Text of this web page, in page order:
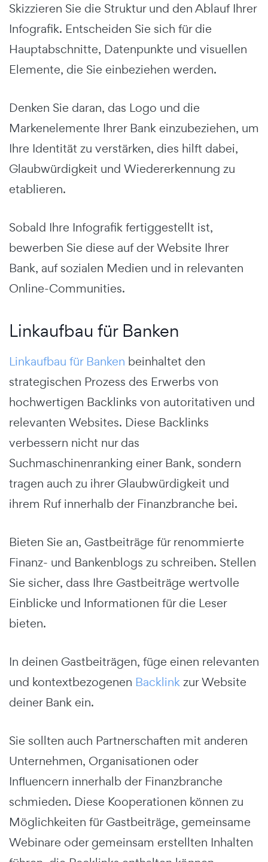
Skizzieren Sie die Struktur und den Ablauf Ihrer
Infografik. Entscheiden Sie sich für die
Hauptabschnitte, Datenpunkte und visuellen
Elemente, die Sie einbeziehen werden.
Denken Sie daran, das Logo und die
Markenelemente Ihrer Bank einzubeziehen, um
Ihre Identität zu verstärken, dies hilft dabei,
Glaubwürdigkeit und Wiedererkennung zu
etablieren.
Sobald Ihre Infografik fertiggestellt ist,
bewerben Sie diese auf der Website Ihrer
Bank, auf sozialen Medien und in relevanten
Online-Communities.
Linkaufbau für Banken
Linkaufbau für Banken beinhaltet den
strategischen Prozess des Erwerbs von
hochwertigen Backlinks von autoritativen und
relevanten Websites. Diese Backlinks
verbessern nicht nur das
Suchmaschinenranking einer Bank, sondern
tragen auch zu ihrer Glaubwürdigkeit und
ihrem Ruf innerhalb der Finanzbranche bei.
Bieten Sie an, Gastbeiträge für renommierte
Finanz- und Bankenblogs zu schreiben. Stellen
Sie sicher, dass Ihre Gastbeiträge wertvolle
Einblicke und Informationen für die Leser
bieten.
In deinen Gastbeiträgen, füge einen relevanten
und kontextbezogenen Backlinkzur Website
deiner Bank ein.
Sie sollten auch Partnerschaften mit anderen
Unternehmen, Organisationen oder
Influencern innerhalb der Finanzbranche
schmieden. Diese Kooperationen können zu
Möglichkeiten für Gastbeiträge, gemeinsame
Webinare oder gemeinsam erstellten Inhalten